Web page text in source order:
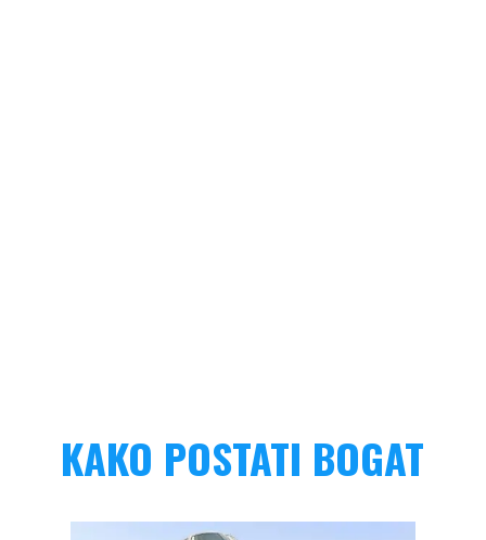
KAKO POSTATI BOGAT